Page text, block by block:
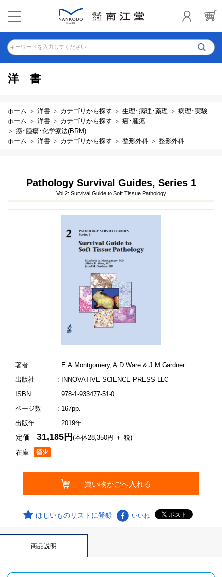
キーワードを入力してください
洋書
ホーム 洋書 カテゴリから探す 生理･病理･薬理
病理･実験
ホーム
洋書 カテゴリから探す
癌･腫瘍
癌･腫瘍･化学療法(BRM)
ホーム
洋書 カテゴリから探す 整形外科 整形外科
Pathology Survival Guides, Series 1
Vol.2: Survival Guide to Soft Tissue Pathology
著者
: E.A.Montgomery, A.D.Ware & J.M.Gardner
出版社
: INNOVATIVE SCIENCE PRESS LLC
ISBN
: 978-1-933477-51-0
ページ数
: 167pp.
出版年
: 2019年
在庫
定価31,185円(本体28,350円 ＋ 税)
ほしいものリストに登録 いいね
商品説明